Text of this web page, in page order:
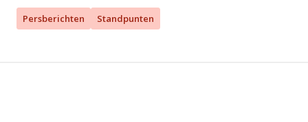
Persberichten Standpunten